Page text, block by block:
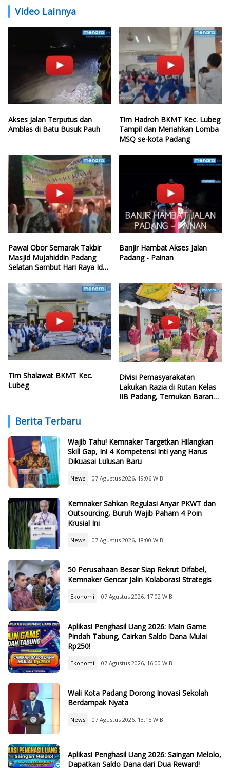
Video Lainnya
Akses Jalan Terputus dan
Amblas di Batu Busuk Pauh
Tim Hadroh BKMT Kec. Lubeg
Tampil dan Meriahkan Lomba
MSQ se-kota Padang
Pawai Obor Semarak Takbir
Masjid Mujahiddin Padang
Selatan Sambut Hari Raya Idul
Banjir Hambat Akses Jalan
Padang - Painan
Tim Shalawat BKMT Kec.
Lubeg
Divisi Pemasyarakatan
Lakukan Razia di Rutan Kelas
IIB Padang, Temukan Barang
Berita Terbaru
Wajib Tahu! Kemnaker Targetkan Hilangkan
Skill Gap, Ini 4 Kompetensi Inti yang Harus
Dikuasai Lulusan Baru
News 07 Agustus 2026, 19:06 WIB
Kemnaker Sahkan Regulasi Anyar PKWT dan
Outsourcing, Buruh Wajib Paham 4 Poin
Krusial Ini
News 07 Agustus 2026, 18:00 WIB
50 Perusahaan Besar Siap Rekrut Difabel,
Kemnaker Gencar Jalin Kolaborasi Strategis
Ekonomi 07 Agustus 2026, 17:02 WIB
Aplikasi Penghasil Uang 2026: Main Game
Pindah Tabung, Cairkan Saldo Dana Mulai
Rp250!
Ekonomi 07 Agustus 2026, 16:00 WIB
Wali Kota Padang Dorong Inovasi Sekolah
Berdampak Nyata
News 07 Agustus 2026, 13:15 WIB
Aplikasi Penghasil Uang 2026: Saingan Melolo,
Dapatkan Saldo Dana dari Dua Reward!